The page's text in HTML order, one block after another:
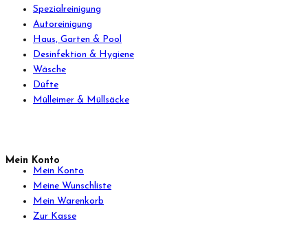
Spezialreinigung
Autoreinigung
Haus, Garten & Pool
Desinfektion & Hygiene
Wäsche
Düfte
Mülleimer & Müllsäcke
Mein Konto
Mein Konto
Meine Wunschliste
Mein Warenkorb
Zur Kasse